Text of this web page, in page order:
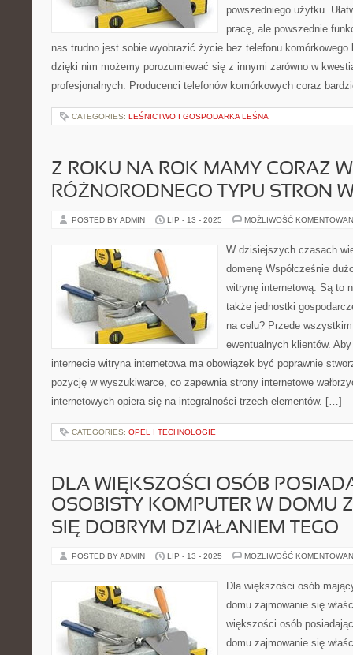
powszedniego użytku.
pracę, ale powszednie
nas trudno jest sobie wyobrazić życie bez telefonu komórkowego
dzięki nim możemy porozumiewać się z innymi zarówno w
profesjonalnych. Producenci telefonów komórkowych coraz
CATEGORIES: LEŚNICTWO I GOSPODARKA LEŚNA
Z ROKU NA ROK MAMY CORAZ
RÓŻNORODNEGO TYPU STRON
POSTED BY ADMIN LIP - 13 - 2025 MOŻLIWOŚĆ
W dzisiejszych czasach
domenę Współcześnie
witrynę internetową. Są to
także jednostki
na celu? Przede
ewentualnych klientów.
internecie witryna internetowa ma obowiązek być poprawnie
pozycję w wyszukiwarce, co zapewnia strony internetowe
internetowych opiera się na integralności trzech elementów. […]
CATEGORIES: OPEL I TECHNOLOGIE
DLA WIĘKSZOŚCI OSÓB
OSOBISTY KOMPUTER W DOMU
SIĘ DOBRYM DZIAŁANIEM TEGO
POSTED BY ADMIN LIP - 13 - 2025 MOŻLIWOŚĆ
Dla większości osób
domu zajmowanie się
większości osób
domu zajmowanie się